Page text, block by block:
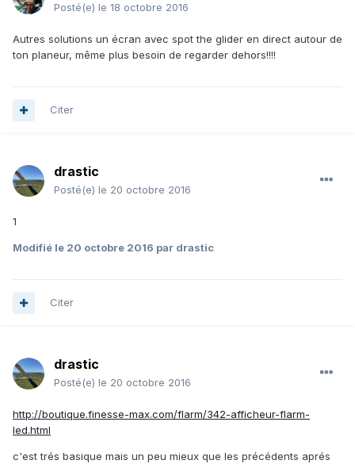
Posté(e) le 18 octobre 2016
Autres solutions un écran avec spot the glider en direct autour de
ton planeur, même plus besoin de regarder dehors!!!!
Citer
drastic
Posté(e) le 20 octobre 2016
1
Modifié le 20 octobre 2016 par drastic
Citer
drastic
Posté(e) le 20 octobre 2016
http://boutique.finesse-max.com/flarm/342-afficheur-flarm-
led.html
c'est trés basique mais un peu mieux que les précédents aprés